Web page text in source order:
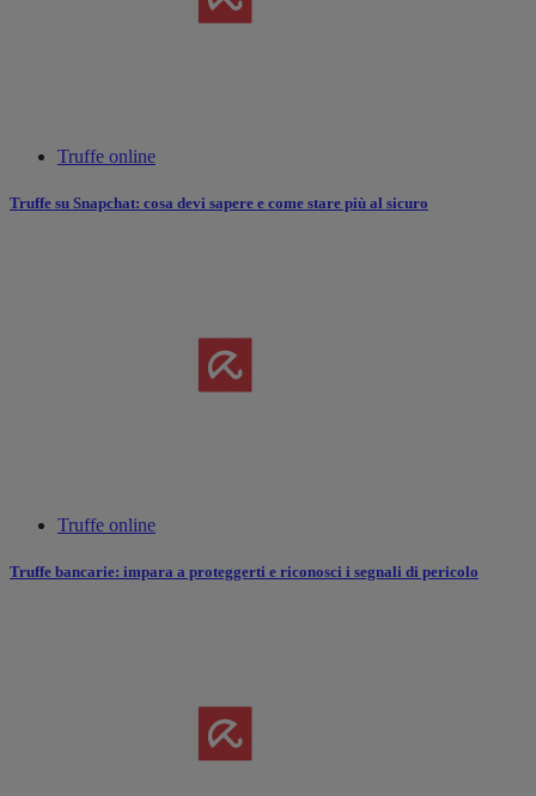
Truffe online
Truffe su Snapchat: cosa devi sapere e come stare più al sicuro
Truffe online
Truffe bancarie: impara a proteggerti e riconosci i segnali di pericolo